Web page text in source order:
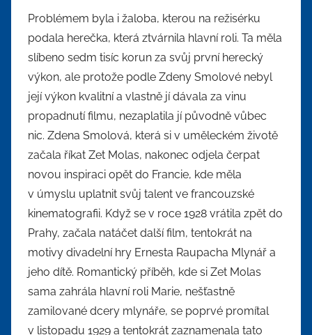
Problémem byla i žaloba, kterou na režisérku
podala herečka, která ztvárnila hlavní roli. Ta měla
slíbeno sedm tisíc korun za svůj první herecký
výkon, ale protože podle Zdeny Smolové nebyl
její výkon kvalitní a vlastně jí dávala za vinu
propadnutí filmu, nezaplatila jí původně vůbec
nic. Zdena Smolová, která si v uměleckém životě
začala říkat Zet Molas, nakonec odjela čerpat
novou inspiraci opět do Francie, kde měla
v úmyslu uplatnit svůj talent ve francouzské
kinematografii. Když se v roce 1928 vrátila zpět do
Prahy, začala natáčet další film, tentokrát na
motivy divadelní hry Ernesta Raupacha Mlynář a
jeho dítě. Romantický příběh, kde si Zet Molas
sama zahrála hlavní roli Marie, nešťastně
zamilované dcery mlynáře, se poprvé promítal
v listopadu 1929 a tentokrát zaznamenala tato